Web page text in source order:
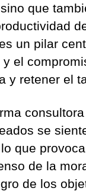
que
un pilar
el
y retener el
se
que
de la
de los